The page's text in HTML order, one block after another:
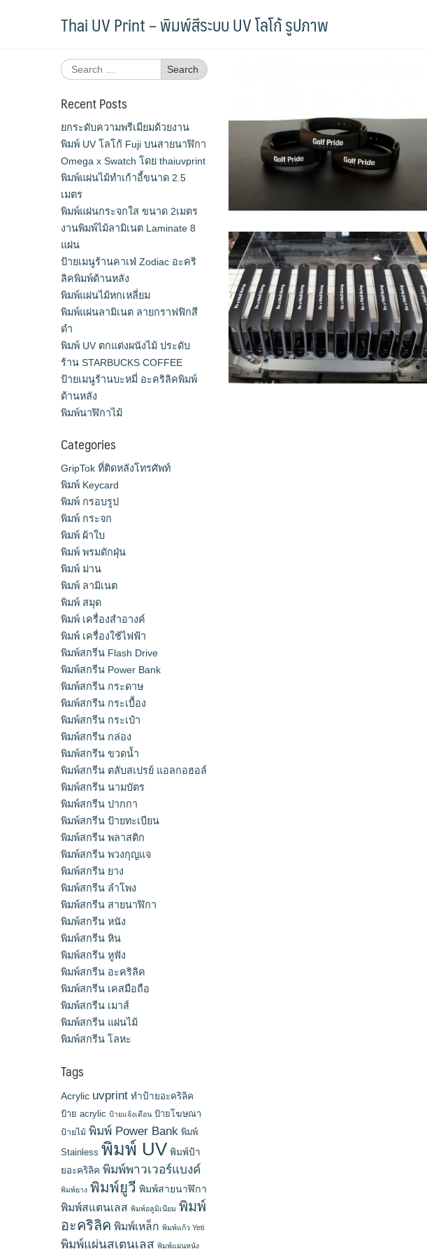
Thai UV Print – พิมพ์สีระบบ UV โลโก้ รูปภาพ
Tag:สายนาฬิกายาง
Search
for:
Recent Posts
ยกระดับความพรีเมียมด้วยงาน
พิมพ์ UV โลโก้ Fuji บนสายนาฬิกา
Omega x Swatch โดย thaiuvprint
พิมพ์แผ่นไม้ทำเก้าอี้ขนาด 2.5
เมตร
พิมพ์แผ่นกระจกใส ขนาด 2เมตร
งานพิมพ์ไม้ลามิเนต Laminate 8
แผ่น
ป้ายเมนูร้านคาเฟ่ Zodiac อะคริ
ลิคพิมพ์ด้านหลัง
พิมพ์แผ่นไม้หกเหลี่ยม
พิมพ์แผ่นลามิเนต ลายกราฟฟิกสี
ดำ
พิมพ์ UV ตกแต่งผนังไม้ ประดับ
ร้าน STARBUCKS COFFEE
ป้ายเมนูร้านบะหมี่ อะคริลิคพิมพ์
ด้านหลัง
พิมพ์นาฬิกาไม้
Categories
GripTok ที่ติดหลังโทรศัพท์
พิมพ์ Keycard
พิมพ์ กรอบรูป
พิมพ์ กระจก
พิมพ์ ผ้าใบ
พิมพ์ พรมดักฝุ่น
พิมพ์ ม่าน
พิมพ์ ลามิเนต
พิมพ์ สมุด
พิมพ์ เครื่องสําอางค์
พิมพ์ เครื่องใช้ไฟฟ้า
พิมพ์สกรีน Flash Drive
พิมพ์สกรีน Power Bank
พิมพ์สกรีน กระดาษ
พิมพ์สกรีน กระเบื้อง
พิมพ์สกรีน กระเป๋า
พิมพ์สกรีน กล่อง
พิมพ์สกรีน ขวดน้ำ
พิมพ์สกรีน ตลับสเปรย์ แอลกอฮอล์
พิมพ์สกรีน นามบัตร
พิมพ์สกรีน ปากกา
พิมพ์สกรีน ป้ายทะเบียน
พิมพ์สกรีน พลาสติก
พิมพ์สกรีน พวงกุญแจ
พิมพ์สกรีน ยาง
พิมพ์สกรีน ลำโพง
พิมพ์สกรีน สายนาฬิกา
พิมพ์สกรีน หนัง
พิมพ์สกรีน หิน
พิมพ์สกรีน หูฟัง
พิมพ์สกรีน อะคริลิค
พิมพ์สกรีน เคสมือถือ
พิมพ์สกรีน เมาส์
พิมพ์สกรีน แผ่นไม้
พิมพ์สกรีน โลหะ
Tags
Acrylic uvprint ทำป้ายอะคริลิค
ป้าย acrylic ป้ายแจ้งเตือน ป้ายโฆษณา
ป้ายไม้ พิมพ์ Power Bank พิมพ์
Stainless พิมพ์ UV พิมพ์ป้า
ยอะคริลิค พิมพ์พาวเวอร์แบงค์
พิมพ์ยาง พิมพ์ยูวี พิมพ์สายนาฬิกา
พิมพ์สแตนเลส พิมพ์อลูมิเนียม พิมพ์
อะคริลิค พิมพ์เหล็ก พิมพ์แก้ว Yeti
พิมพ์แผ่นสเตนเลส พิมพ์แผ่นหนัง